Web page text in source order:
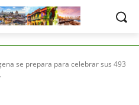
se prepara para celebrar sus 493